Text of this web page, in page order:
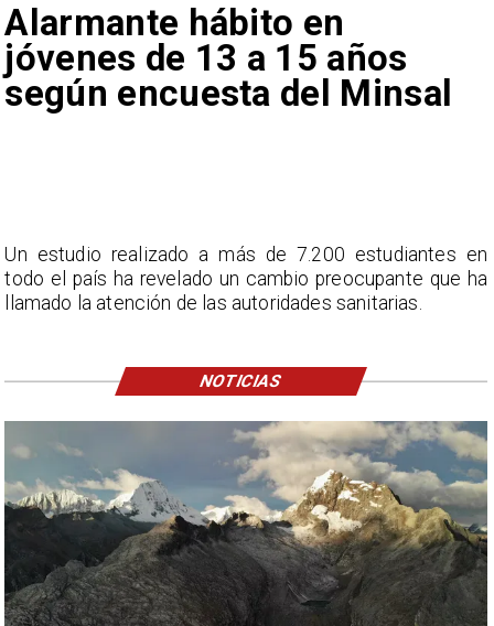
Alarmante hábito en
jóvenes de 13 a 15 años
según encuesta del Minsal
Un estudio realizado a más de 7.200 estudiantes en
todo el país ha revelado un cambio preocupante que ha
llamado la atención de las autoridades sanitarias.
NOTICIAS